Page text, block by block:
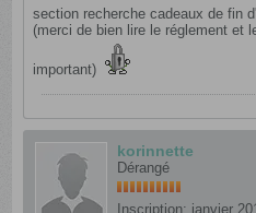
section recherche cadeaux de fin
(merci de bien lire le réglement et
important)
korinnette
Dérangé
Inscription: janvier